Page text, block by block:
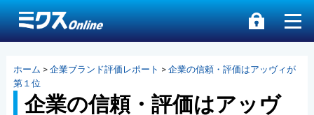
ホーム > 企業ブランド評価レポート > 企業の信頼・評価はアッヴィが
第１位
企業の信頼・評価はアッヴ